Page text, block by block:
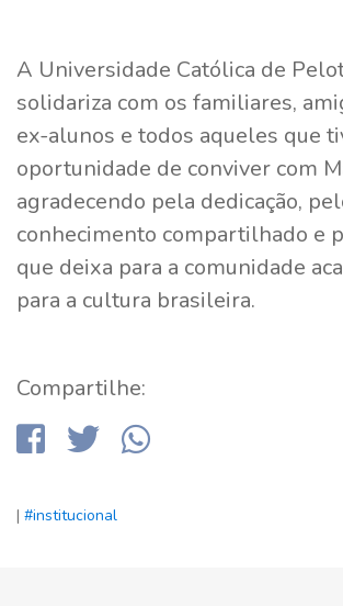
A Universidade Católica de
solidariza com os familiares,
ex-alunos e todos aqueles que
oportunidade de conviver com
agradecendo pela dedicação,
conhecimento compartilhado e
que deixa para a comunidade
para a cultura brasileira.
Compartilhe:
| #institucional